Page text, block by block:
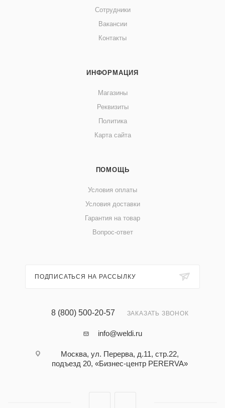
Сотрудники
Вакансии
Контакты
ИНФОРМАЦИЯ
Магазины
Реквизиты
Политика
Карта сайта
ПОМОЩЬ
Условия оплаты
Условия доставки
Гарантия на товар
Вопрос-ответ
ПОДПИСАТЬСЯ НА РАССЫЛКУ
8 (800) 500-20-57 ЗАКАЗАТЬ ЗВОНОК
info@weldi.ru
Москва, ул. Перерва, д.11, стр.22,
подъезд 20, «Бизнес-центр PERERVA»